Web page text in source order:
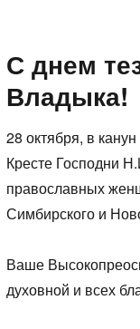
С днем
Владыка!
28 октября, в
Кресте Господни
православных
Симбирского и
Ваше
духовной и всех